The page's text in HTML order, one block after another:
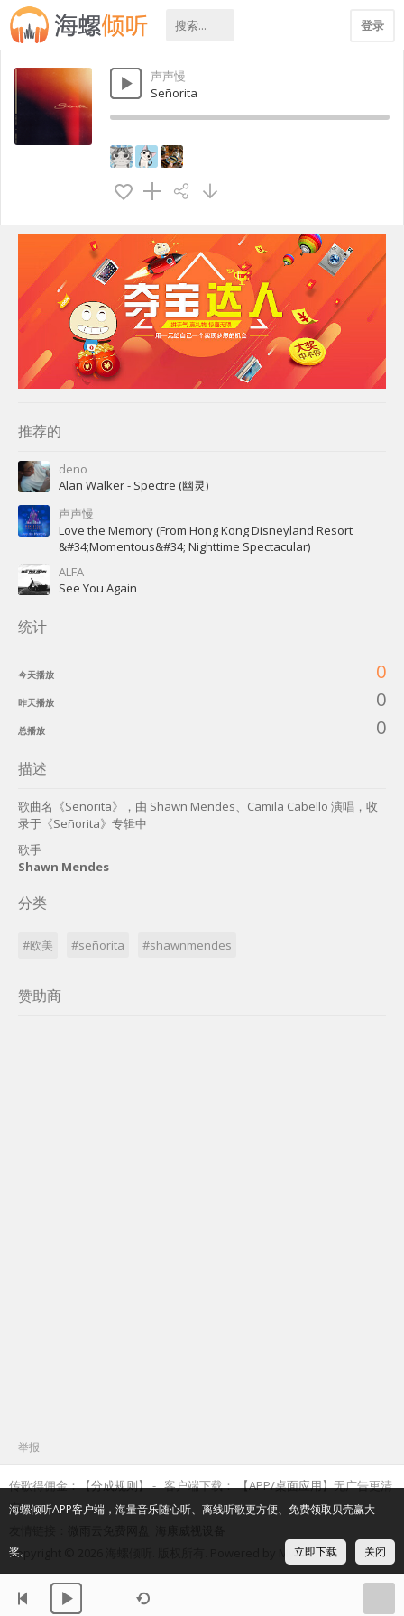
登录
声声慢
Señorita
推荐的
deno
Alan Walker - Spectre (幽灵)
声声慢
Love the Memory (From Hong Kong Disneyland Resort
&#34;Momentous&#34; Nighttime Spectacular)
ALFA
See You Again
统计
今天播放 0
昨天播放 0
总播放 0
描述
歌曲名《Señorita》，由 Shawn Mendes、Camila Cabello 演唱，收
录于《Señorita》专辑中
歌手
Shawn Mendes
分类
#欧美 #señorita #shawnmendes
赞助商
举报
传歌得佣金：【分成规则】 客户端下载：【APP/桌面应用】无广告更清
爽
Copyright © 2026 海螺倾听. 版权所有. Powered by Myxf.
海螺倾听APP客户端，海量音乐随心听、离线听歌更方便、免费领取贝壳赢大
奖。 关闭
立即下载